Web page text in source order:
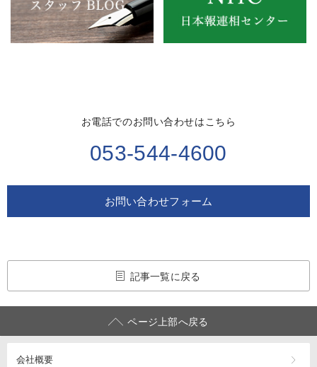
お電話でのお問い合わせはこちら
053-544-4600
お問い合わせフォーム
記事一覧に戻る
ページ上部へ戻る
会社概要